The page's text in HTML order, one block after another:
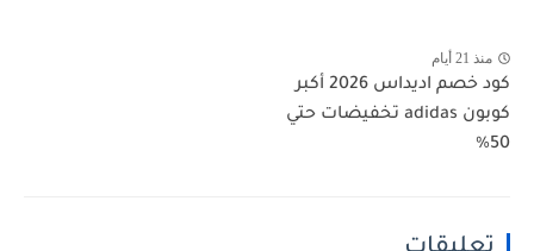
منذ 21 أيام
كود خصم اديداس 2026 أكبر
كوبون adidas تخفيضات حتي
50%